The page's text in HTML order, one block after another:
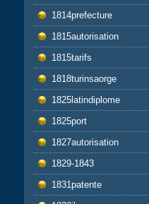
1814prefecture
1815autorisation
1815tarifs
1818turinsaorge
1825latindiplome
1825port
1827autorisation
1829-1843
1831patente